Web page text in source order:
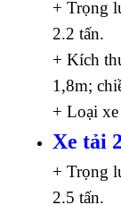
+ Trọng
2.2 tấn.
+ Kích
1,8m;
+ Loại
Xe tải
+ Trọng
2.5 tấn.